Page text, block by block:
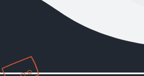
Přidáno do